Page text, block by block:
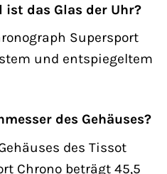
das Glas der Uhr?
Supersport
und entspiegeltem
des Gehäuses?
des Tissot
Chrono beträgt 45,5